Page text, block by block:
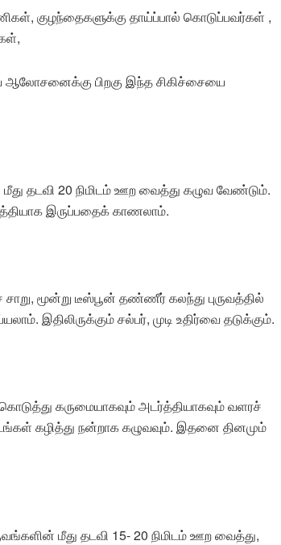
குழந்தைகளுக்கு தாய்ப்பால் கொடுப்பவர்கள் ,
ஆலோசனைக்கு பிறகு இந்த சிகிச்சையை
தடவி 20 நிமிடம் ஊற வைத்து கழுவ வேண்டும்.
இருப்பதைக் காணலாம்.
மூன்று டீஸ்பூன் தண்ணீர் கலந்து புருவத்தில்
இதிலிருக்கும் சல்பர், முடி உதிர்வை தடுக்கும்.
கருமையாகவும் அடர்த்தியாகவும் வளரச்
கழித்து நன்றாக கழுவவும். இதனை தினமும்
மீது தடவி 15- 20 நிமிடம் ஊற வைத்து,